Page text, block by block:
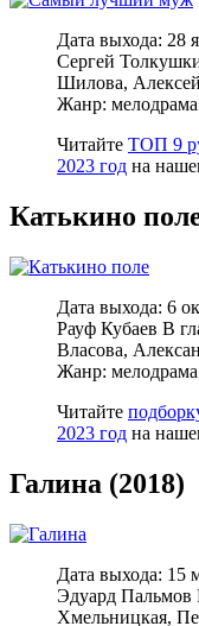
Дата выхода: 28
Сергей
Шилова,
Жанр:
Читайте ТОП 9
2023 год на
Катькино
Дата выхода: 6
Рауф Кубаев В
Власова,
Жанр:
Читайте
2023 год на
Галина (2018)
Дата выхода: 15
Эдуард Пальмов
Хмельницкая,